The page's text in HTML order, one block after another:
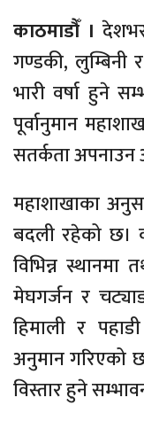
काठमाडौँ ।
गण्डकी, लुम्बिनी
भारी वर्षा हुने
पूर्वानुमान
सतर्कता अपनाउन
महाशाखाका
बदली रहेको छ।
विभिन्न स्थानमा
मेघगर्जन र
हिमाली र
अनुमान गरिएको छ
विस्तार हुने